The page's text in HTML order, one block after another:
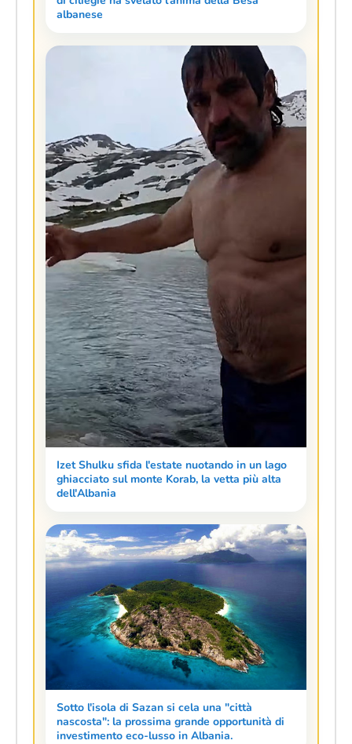
albanese
Izet Shulku sfida l'estate nuotando in un lago
ghiacciato sul monte Korab, la vetta più alta
dell'Albania
Sotto l'isola di Sazan si cela una "città
nascosta": la prossima grande opportunità di
investimento eco-lusso in Albania.